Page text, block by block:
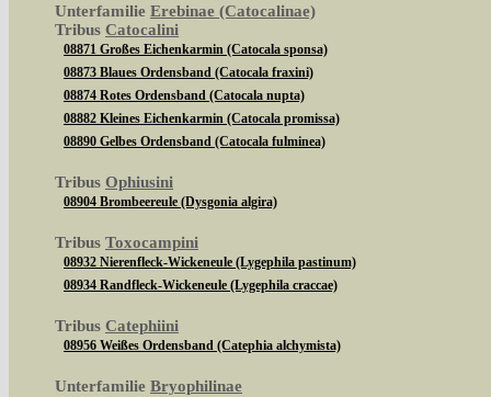
Unterfamilie Erebinae (Catocalinae)
Tribus Catocalini
08871 Großes Eichenkarmin (Catocala sponsa)
08873 Blaues Ordensband (Catocala fraxini)
08874 Rotes Ordensband (Catocala nupta)
08882 Kleines Eichenkarmin (Catocala promissa)
08890 Gelbes Ordensband (Catocala fulminea)
Tribus Ophiusini
08904 Brombeereule (Dysgonia algira)
Tribus Toxocampini
08932 Nierenfleck-Wickeneule (Lygephila pastinum)
08934 Randfleck-Wickeneule (Lygephila craccae)
Tribus Catephiini
08956 Weißes Ordensband (Catephia alchymista)
Unterfamilie Bryophilinae